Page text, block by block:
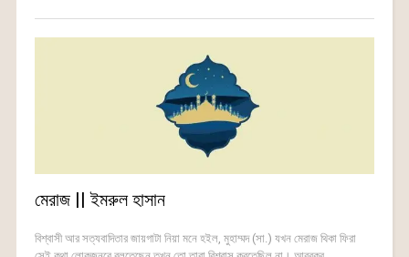
মেরাজ || ইমরুল হাসান
বিশ্বাসী আর সত্যবাদিতার জায়গাটা নিয়া মনে হইল, মুহাম্মদ (সা.) যখন মেরাজ থিকা ফিরা